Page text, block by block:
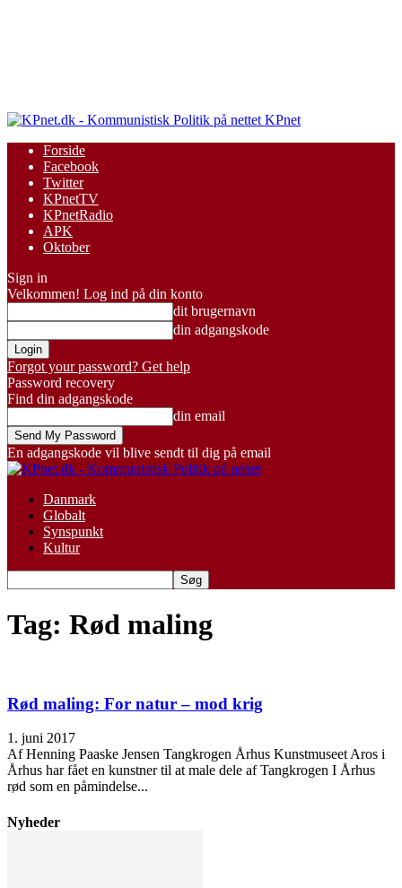
KPnet
Forside
Facebook
Twitter
KPnetTV
KPnetRadio
APK
Oktober
Sign in
Velkommen! Log ind på din konto
dit brugernavn
din adgangskode
Forgot your password? Get help
Password recovery
Find din adgangskode
din email
En adgangskode vil blive sendt til dig på email
Danmark
Globalt
Synspunkt
Kultur
Tag: Rød maling
Rød maling: For natur – mod krig
1. juni 2017
Af Henning Paaske Jensen Tangkrogen Århus Kunstmuseet Aros i
Århus har fået en kunstner til at male dele af Tangkrogen I Århus
rød som en påmindelse...
Nyheder